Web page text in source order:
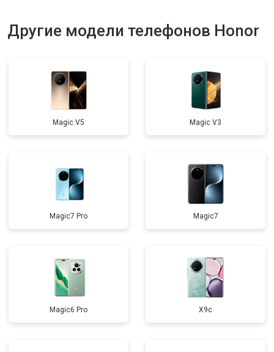
Другие модели телефонов Honor
Magic V5 Magic V3
Magic7 Pro Magic7
Magic6 Pro X9c